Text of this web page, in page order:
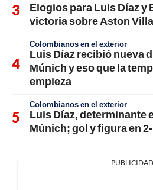
Elogios para Luis Díaz y
victoria sobre Aston
Colombianos en el exterior
Luis Díaz recibió nueva
Múnich y eso que la
empieza
Colombianos en el exterior
Luis Díaz, determinante
Múnich; gol y figura en
PUBLICIDAD